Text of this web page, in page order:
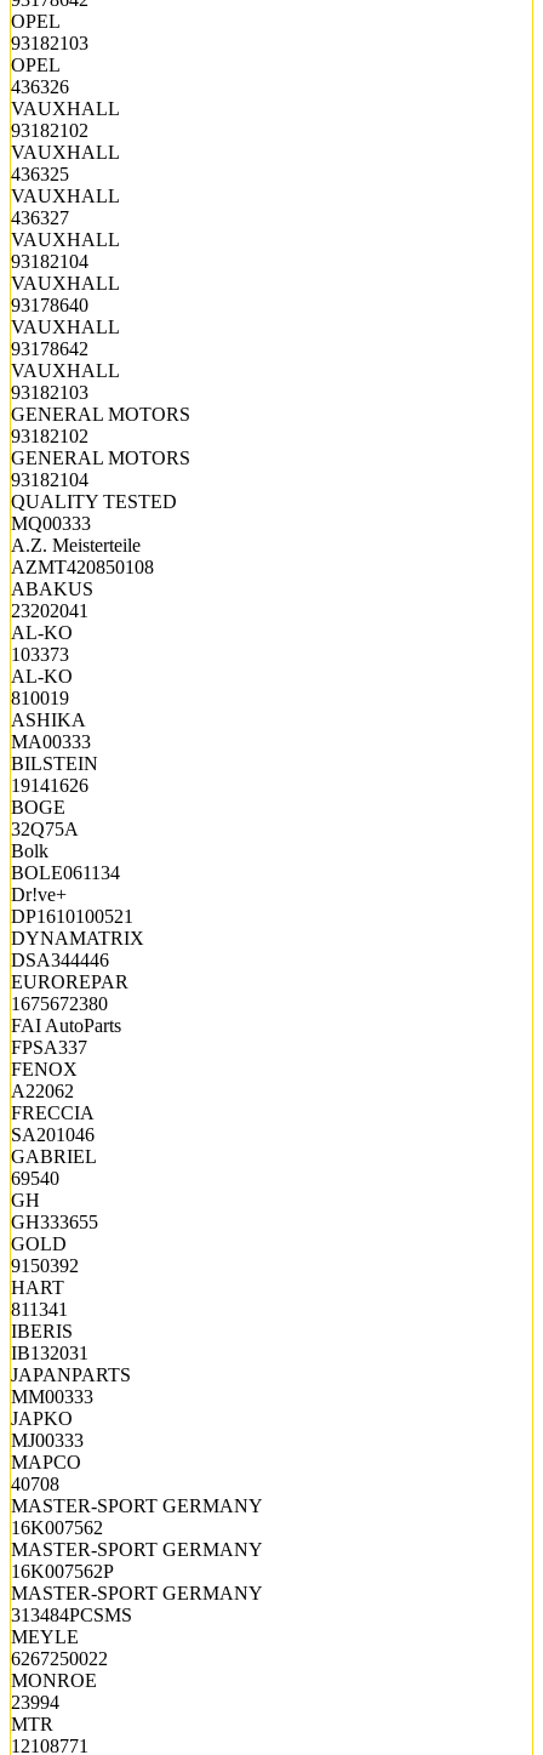
OPEL
93182103
OPEL
436326
VAUXHALL
93182102
VAUXHALL
436325
VAUXHALL
436327
VAUXHALL
93182104
VAUXHALL
93178640
VAUXHALL
93178642
VAUXHALL
93182103
GENERAL MOTORS
93182102
GENERAL MOTORS
93182104
QUALITY TESTED
MQ00333
A.Z. Meisterteile
AZMT420850108
ABAKUS
23202041
AL-KO
103373
AL-KO
810019
ASHIKA
MA00333
BILSTEIN
19141626
BOGE
32Q75A
Bolk
BOLE061134
Dr!ve+
DP1610100521
DYNAMATRIX
DSA344446
EUROREPAR
1675672380
FAI AutoParts
FPSA337
FENOX
A22062
FRECCIA
SA201046
GABRIEL
69540
GH
GH333655
GOLD
9150392
HART
811341
IBERIS
IB132031
JAPANPARTS
MM00333
JAPKO
MJ00333
MAPCO
40708
MASTER-SPORT GERMANY
16K007562
MASTER-SPORT GERMANY
16K007562P
MASTER-SPORT GERMANY
313484PCSMS
MEYLE
6267250022
MONROE
23994
MTR
12108771